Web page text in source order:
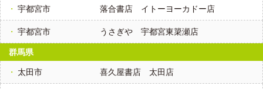
宇都宮市 落合書店 イトーヨーカドー店
宇都宮市 うさぎや 宇都宮東簗瀬店
群馬県
太田市 喜久屋書店 太田店